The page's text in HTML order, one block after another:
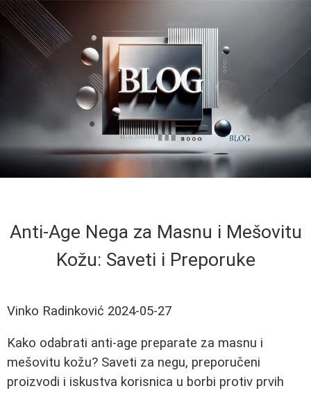
Anti-Age Nega za Masnu i Mešovitu
Kožu: Saveti i Preporuke
Vinko Radinković 2024-05-27
Kako odabrati anti-age preparate za masnu i
mešovitu kožu? Saveti za negu, preporučeni
proizvodi i iskustva korisnica u borbi protiv prvih